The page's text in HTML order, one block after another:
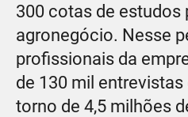
300 cotas de estudos
agronegócio. Nesse
profissionais da
de 130 mil
torno de 4,5 milhões